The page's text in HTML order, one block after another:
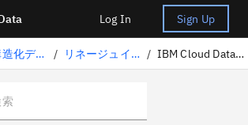
Log In Sign Up
構造化データのキュレーション / リネージュインポートに対応したコネクタ / IBM Cloud Databases for PostgreSQLリネージュ構成